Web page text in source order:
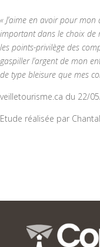
« J’aime en avoir pour
important dans le choix de
les points-privilège des
gaspiller l’argent de mon
de type bleisure que mes
veilletourisme.ca du 22/
Etude réalisée par